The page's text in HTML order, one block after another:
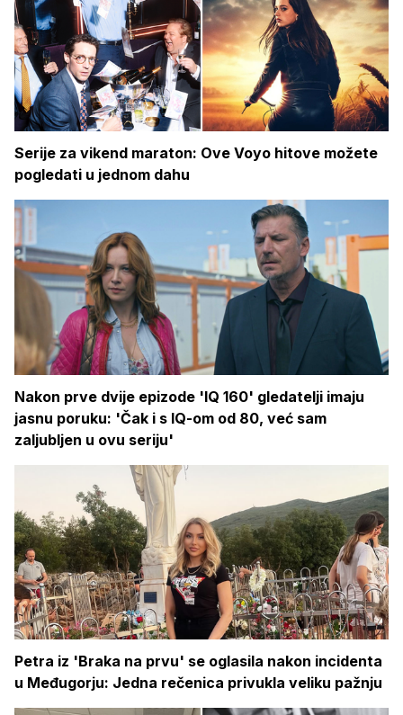
Serije za vikend maraton: Ove Voyo hitove možete
pogledati u jednom dahu
Nakon prve dvije epizode 'IQ 160' gledatelji imaju
jasnu poruku: 'Čak i s IQ-om od 80, već sam
zaljubljen u ovu seriju'
Petra iz 'Braka na prvu' se oglasila nakon incidenta
u Međugorju: Jedna rečenica privukla veliku pažnju